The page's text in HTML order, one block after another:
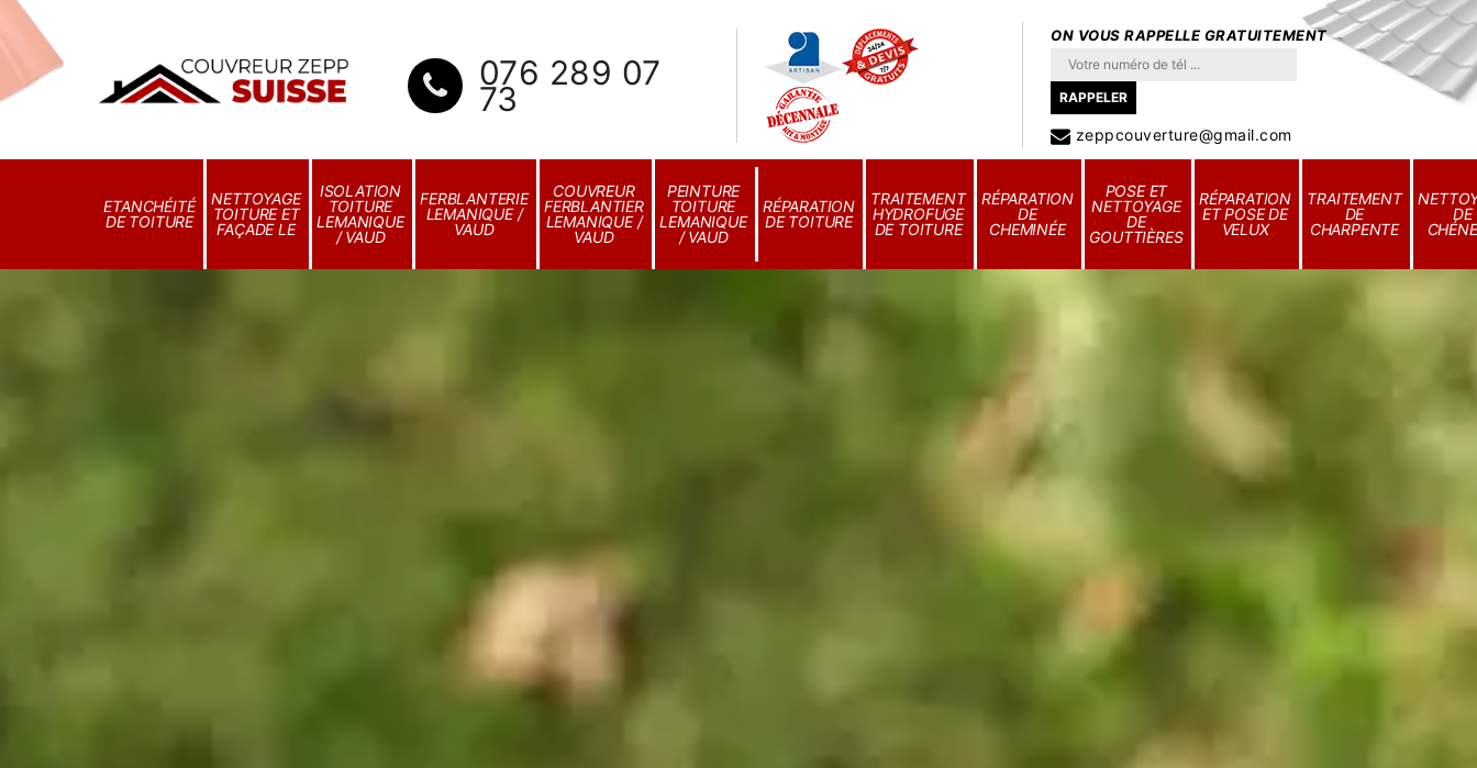
076 289 07
73
ON VOUS RAPPELLE GRATUITEMENT
zeppcouverture@gmail.com
ETANCHÉITÉ
DE TOITURE
NETTOYAGE
TOITURE ET
FAÇADE LE
ISOLATION
TOITURE
LEMANIQUE
/ VAUD
FERBLANTERIE
LEMANIQUE /
VAUD
COUVREUR
FERBLANTIER
LEMANIQUE /
VAUD
PEINTURE
TOITURE
LEMANIQUE
/ VAUD
RÉPARATION
DE TOITURE
TRAITEMENT
HYDROFUGE
DE TOITURE
RÉPARATION
DE
CHEMINÉE
POSE ET
NETTOYAGE
DE
GOUTTIÈRES
RÉPARATION
ET POSE DE
VELUX
TRAITEMENT
DE
CHARPENTE
DE